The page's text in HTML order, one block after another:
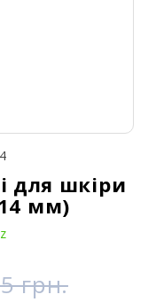
для шкіри
мм)
грн.